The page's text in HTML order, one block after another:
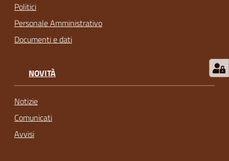
Politici
Personale Amministrativo
Documenti e dati
NOVITÀ
Notizie
Comunicati
Avvisi